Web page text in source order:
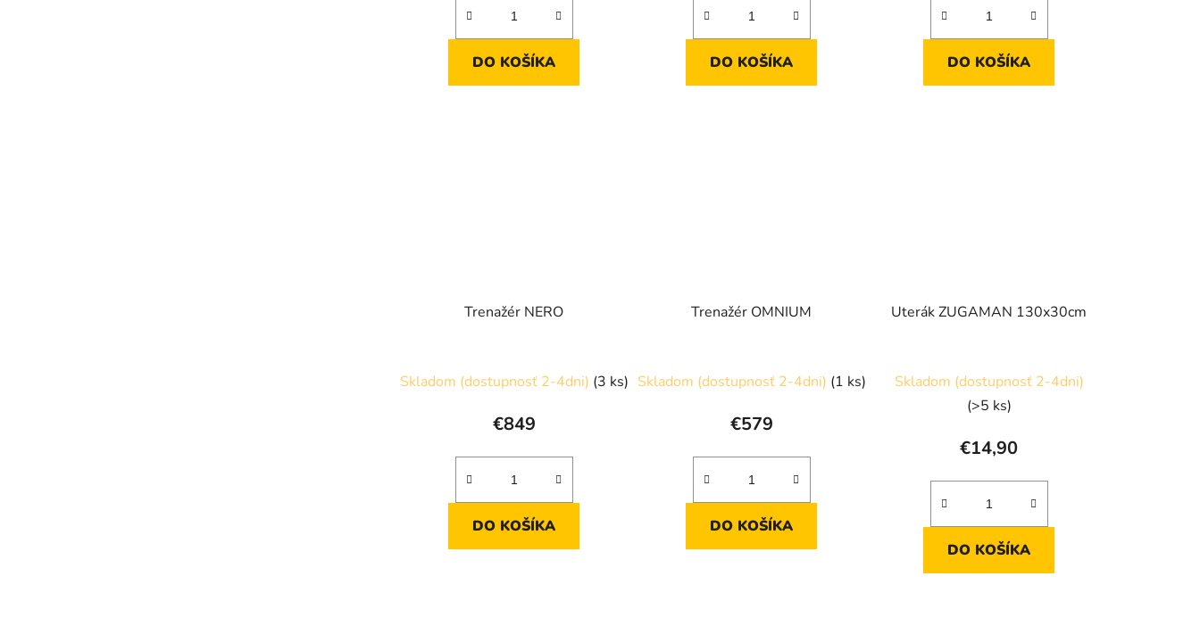
DO KOŠÍKA DO KOŠÍKA DO KOŠÍKA
Trenažér NERO
Skladom (dostupnosť 2-4dni) (3 ks)
€849
DO KOŠÍKA
Trenažér OMNIUM
Skladom (dostupnosť 2-4dni) (1 ks)
€579
DO KOŠÍKA
Uterák ZUGAMAN 130x30cm
Skladom (dostupnosť 2-4dni)
(>5 ks)
€14,90
DO KOŠÍKA